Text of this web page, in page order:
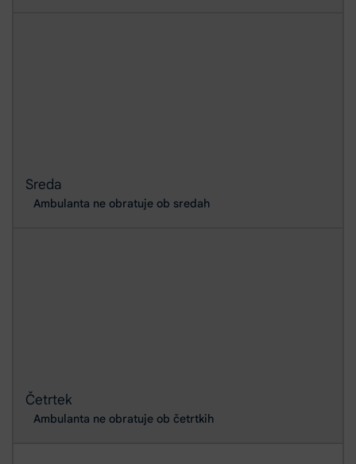
Sreda
Ambulanta ne obratuje ob sredah
Četrtek
Ambulanta ne obratuje ob četrtkih